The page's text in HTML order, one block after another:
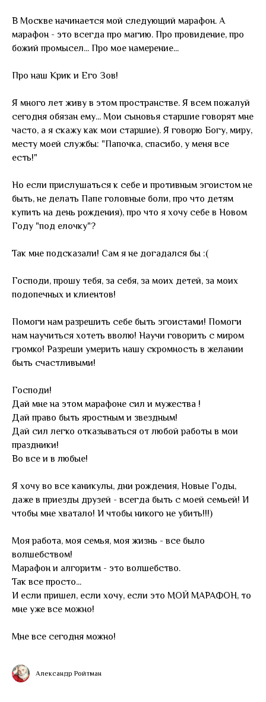
В Москве начинается мой следующий марафон. А
марафон - это всегда про магию. Про провидение, про
божий промысел... Про мое намерение...
Про наш Крик и Его Зов!
Я много лет живу в этом пространстве. Я всем пожалуй
сегодня обязан ему... Мои сыновья старшие говорят мне
часто, а я скажу как мои старшие). Я говорю Богу, миру,
месту моей службы: "Папочка, спасибо, у меня все
есть!"
Но если прислушаться к себе и противным эгоистом не
быть, не делать Папе головные боли, про что детям
купить на день рождения), про что я хочу себе в Новом
Году "под елочку"?
Так мне подсказали! Сам я не догадался бы :(
Господи, прошу тебя, за себя, за моих детей, за моих
подопечных и клиентов!
Помоги нам разрешить себе быть эгоистами! Помоги
нам научиться хотеть вволю! Научи говорить с миром
громко! Разреши умерить нашу скромность в желании
быть счастливыми!
Господи!
Дай мне на этом марафоне сил и мужества !
Дай право быть яростным и звездным!
Дай сил легко отказываться от любой работы в мои
праздники!
Во все и в любые!
Я хочу во все каникулы, дни рождения, Новые Годы,
даже в приезды друзей - всегда быть с моей семьей! И
чтобы мне хватало! И чтобы никого не убить!!!)
Моя работа, моя семья, моя жизнь - все было
волшебством!
Марафон и алгоритм - это волшебство.
Так все просто...
И если пришел, если хочу, если это МОЙ МАРАФОН, то
мне уже все можно!
Мне все сегодня можно!
Александр Ройтман